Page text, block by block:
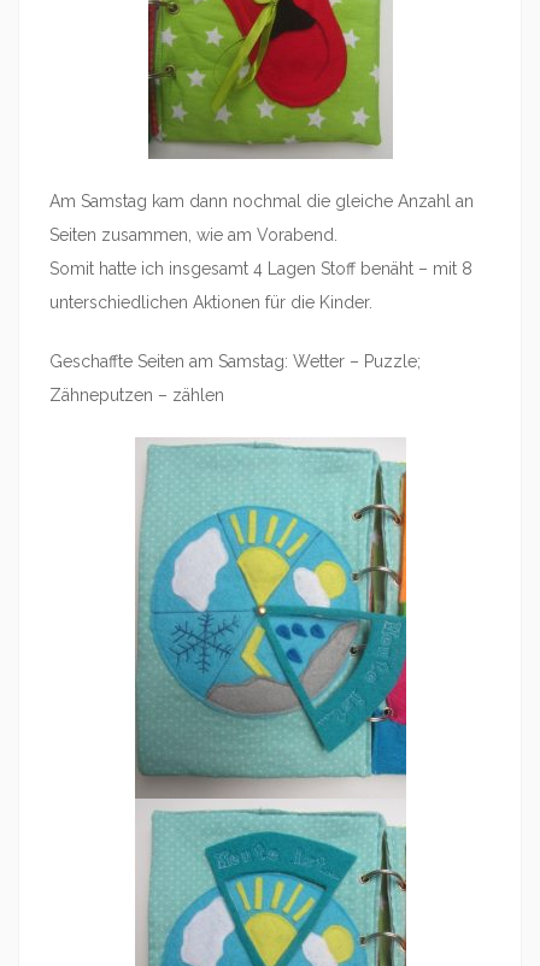
Am Samstag kam dann nochmal die gleiche Anzahl an
Seiten zusammen, wie am Vorabend.
Somit hatte ich insgesamt 4 Lagen Stoff benäht – mit 8
unterschiedlichen Aktionen für die Kinder.
Geschaffte Seiten am Samstag: Wetter – Puzzle;
Zähneputzen – zählen